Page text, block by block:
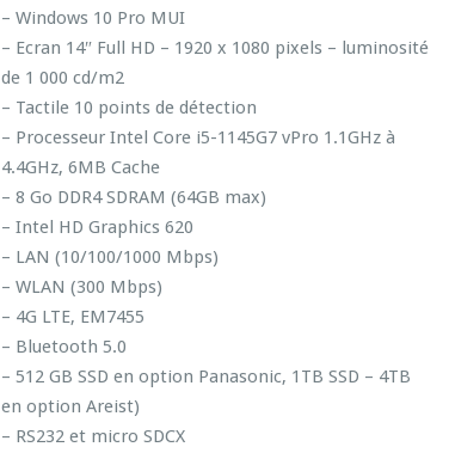
– Windows 10 Pro MUI
– Ecran 14″ Full HD – 1920 x 1080 pixels – luminosité
de 1 000 cd/m2
– Tactile 10 points de détection
– Processeur Intel Core i5-1145G7 vPro 1.1GHz à
4.4GHz, 6MB Cache
– 8 Go DDR4 SDRAM (64GB max)
– Intel HD Graphics 620
– LAN (10/100/1000 Mbps)
– WLAN (300 Mbps)
– 4G LTE, EM7455
– Bluetooth 5.0
– 512 GB SSD en option Panasonic, 1TB SSD – 4TB
en option Areist)
– RS232 et micro SDCX